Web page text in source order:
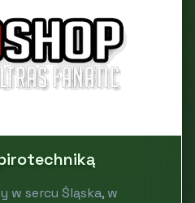
w sercu Śląska, w